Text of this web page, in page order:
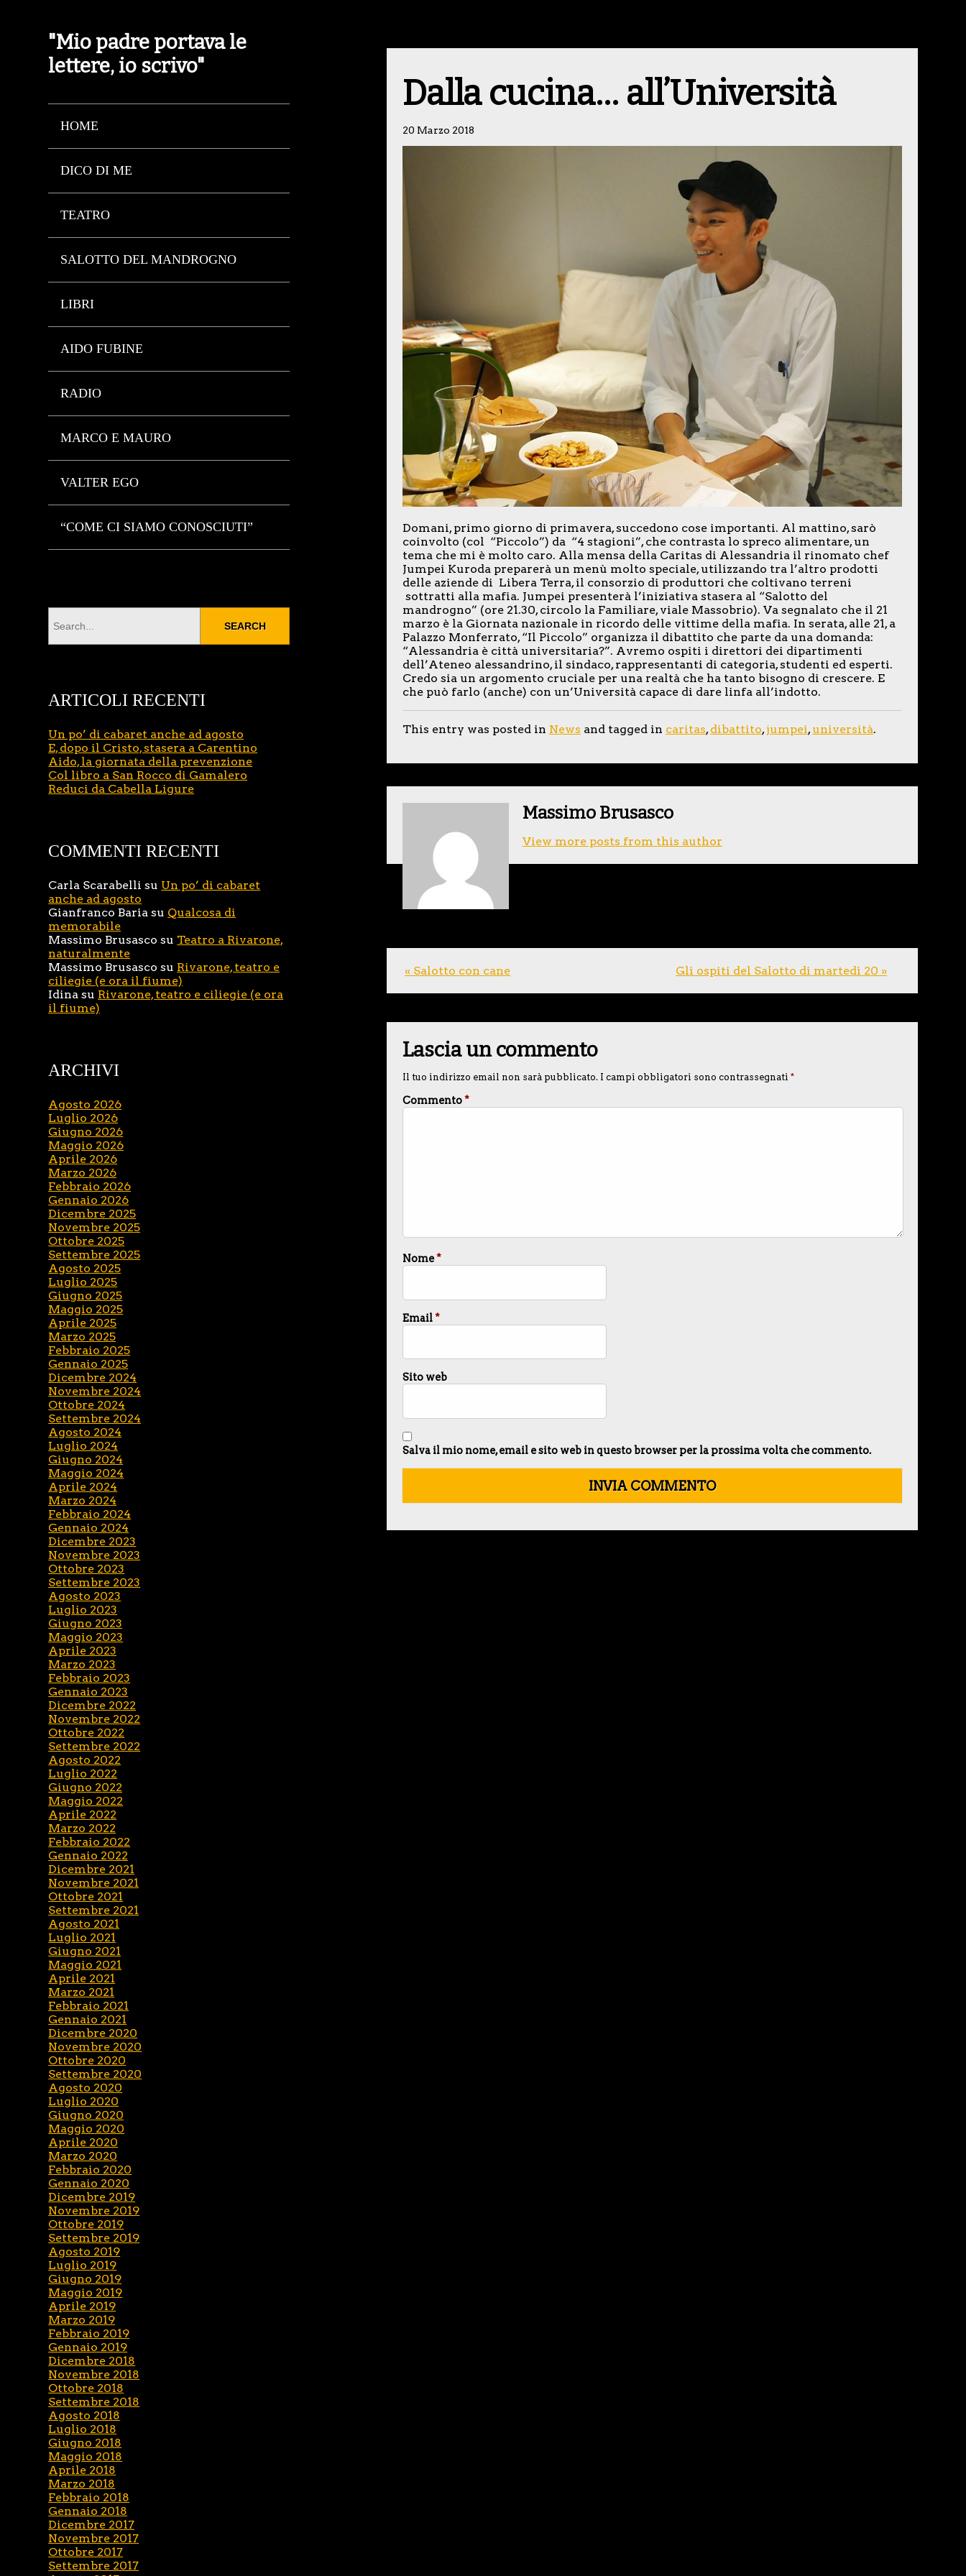
"Mio padre portava le
lettere, io scrivo"
HOME
DICO DI ME
TEATRO
SALOTTO DEL MANDROGNO
LIBRI
AIDO FUBINE
RADIO
MARCO E MAURO
VALTER EGO
“COME CI SIAMO CONOSCIUTI”
Dalla cucina… all’Università
20 Marzo 2018
Domani, primo giorno di primavera, succedono cose importanti. Al mattino, sarò
coinvolto (col “Piccolo”) da “4 stagioni”, che contrasta lo spreco alimentare, un
tema che mi è molto caro. Alla mensa della Caritas di Alessandria il rinomato chef
Jumpei Kuroda preparerà un menù molto speciale, utilizzando tra l’altro prodotti
delle aziende di Libera Terra, il consorzio di produttori che coltivano terreni
sottratti alla mafia. Jumpei presenterà l’iniziativa stasera al “Salotto del
mandrogno” (ore 21.30, circolo la Familiare, viale Massobrio). Va segnalato che il 21
marzo è la Giornata nazionale in ricordo delle vittime della mafia. In serata, alle 21, a
Palazzo Monferrato, “Il Piccolo” organizza il dibattito che parte da una domanda:
“Alessandria è città universitaria?”. Avremo ospiti i direttori dei dipartimenti
dell’Ateneo alessandrino, il sindaco, rappresentanti di categoria, studenti ed esperti.
Credo sia un argomento cruciale per una realtà che ha tanto bisogno di crescere. E
che può farlo (anche) con un’Università capace di dare linfa all’indotto.
This entry was posted in News and tagged in caritas,dibattito,jumpei,università.
Massimo Brusasco
View more posts from this author
« Salotto con cane Gli ospiti del Salotto di martedì 20 »
Lascia un commento
Il tuo indirizzo email non sarà pubblicato. I campi obbligatori sono contrassegnati *
Commento*
Nome*
Email*
Sito web
Salva il mio nome, email e sito web in questo browser per la prossima volta che commento.
ARTICOLI RECENTI
Un po’ di cabaret anche ad agosto
E, dopo il Cristo, stasera a Carentino
Aido, la giornata della prevenzione
Col libro a San Rocco di Gamalero
Reduci da Cabella Ligure
COMMENTI RECENTI
Carla Scarabelli su Un po’ di cabaret
anche ad agosto
Gianfranco Baria su Qualcosa di
memorabile
Massimo Brusasco su Teatro a Rivarone,
naturalmente
Massimo Brusasco su Rivarone, teatro e
ciliegie (e ora il fiume)
Idina su Rivarone, teatro e ciliegie (e ora
il fiume)
ARCHIVI
Agosto 2026
Luglio 2026
Giugno 2026
Maggio 2026
Aprile 2026
Marzo 2026
Febbraio 2026
Gennaio 2026
Dicembre 2025
Novembre 2025
Ottobre 2025
Settembre 2025
Agosto 2025
Luglio 2025
Giugno 2025
Maggio 2025
Aprile 2025
Marzo 2025
Febbraio 2025
Gennaio 2025
Dicembre 2024
Novembre 2024
Ottobre 2024
Settembre 2024
Agosto 2024
Luglio 2024
Giugno 2024
Maggio 2024
Aprile 2024
Marzo 2024
Febbraio 2024
Gennaio 2024
Dicembre 2023
Novembre 2023
Ottobre 2023
Settembre 2023
Agosto 2023
Luglio 2023
Giugno 2023
Maggio 2023
Aprile 2023
Marzo 2023
Febbraio 2023
Gennaio 2023
Dicembre 2022
Novembre 2022
Ottobre 2022
Settembre 2022
Agosto 2022
Luglio 2022
Giugno 2022
Maggio 2022
Aprile 2022
Marzo 2022
Febbraio 2022
Gennaio 2022
Dicembre 2021
Novembre 2021
Ottobre 2021
Settembre 2021
Agosto 2021
Luglio 2021
Giugno 2021
Maggio 2021
Aprile 2021
Marzo 2021
Febbraio 2021
Gennaio 2021
Dicembre 2020
Novembre 2020
Ottobre 2020
Settembre 2020
Agosto 2020
Luglio 2020
Giugno 2020
Maggio 2020
Aprile 2020
Marzo 2020
Febbraio 2020
Gennaio 2020
Dicembre 2019
Novembre 2019
Ottobre 2019
Settembre 2019
Agosto 2019
Luglio 2019
Giugno 2019
Maggio 2019
Aprile 2019
Marzo 2019
Febbraio 2019
Gennaio 2019
Dicembre 2018
Novembre 2018
Ottobre 2018
Settembre 2018
Agosto 2018
Luglio 2018
Giugno 2018
Maggio 2018
Aprile 2018
Marzo 2018
Febbraio 2018
Gennaio 2018
Dicembre 2017
Novembre 2017
Ottobre 2017
Settembre 2017